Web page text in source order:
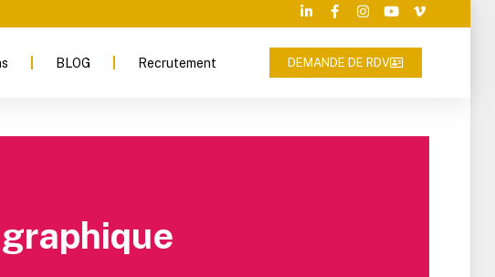
BLOG Recrutement DEMANDE DE RDV